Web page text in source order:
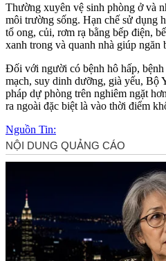
Thường xuyên vệ sinh phòng ở và
môi trường sống. Hạn chế sử dụng
tổ ong, củi, rơm rạ bằng bếp điện,
xanh trong và quanh nhà giúp ngăn
Đối với người có bệnh hô hấp,
mạch, suy dinh dưỡng, già yếu, Bộ
pháp dự phòng trên nghiêm ngặt
ra ngoài đặc biệt là vào thời điểm
Nguồn Tin: